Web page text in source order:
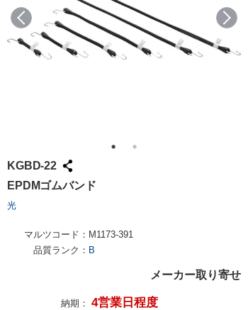
KGBD-22
EPDMゴムバンド
光
マルツコード： M1173-391
品質ランク： B
メーカー取り寄せ
納期： 4営業日程度